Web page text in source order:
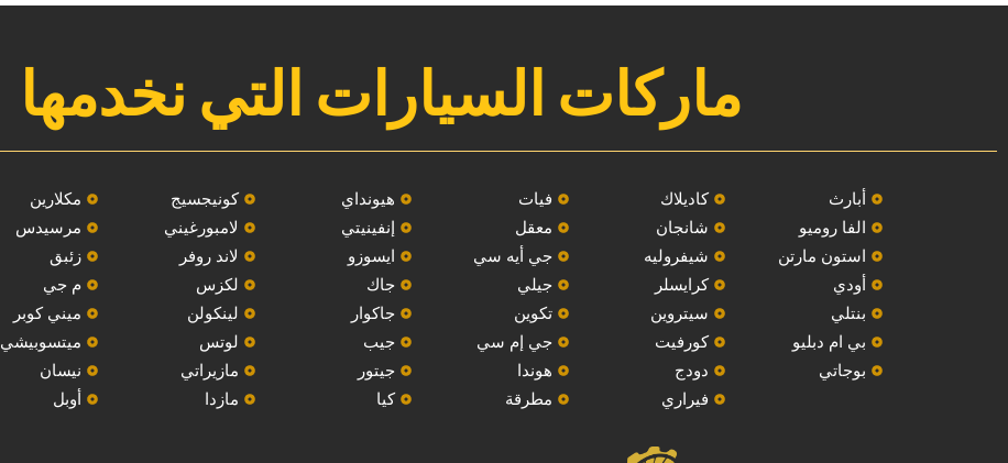
ماركات السيارات التي نخدمها
‏أبارث‏
الفا روميو
استون مارتن
أودي
بنتلي
بي ام دبليو
بوجاتي
كاديلاك
‏شانجان‏
شيفروليه
‏كرايسلر‏
سيتروين
‏كورفيت‏
دودج
فيراري
فيات
معقل
‏جي أيه سي‏
جيلي
‏تكوين‏
جي إم سي
هوندا
مطرقة
هيونداي
إنفينيتي
‏ايسوزو‏
‏جاك‏
جاكوار
جيب
‏جيتور‏
كيا
‏كونيجسيج‏
لامبورغيني
لاند روفر
لكزس
لينكولن
‏لوتس‏
مازيراتي
مازدا
مكلارين
مرسيدس
‏زئبق‏
م جي
ميني كوبر
ميتسوبيشي
نيسان
أوبل